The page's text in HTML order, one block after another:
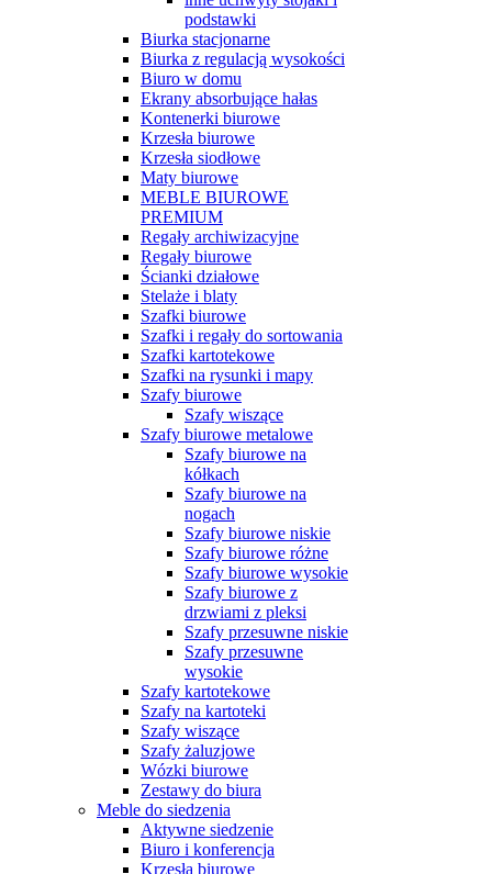
podstawki
Biurka stacjonarne
Biurka z regulacją wysokości
Biuro w domu
Ekrany absorbujące hałas
Kontenerki biurowe
Krzesła biurowe
Krzesła siodłowe
Maty biurowe
MEBLE BIUROWE
PREMIUM
Regały archiwizacyjne
Regały biurowe
Ścianki działowe
Stelaże i blaty
Szafki biurowe
Szafki i regały do sortowania
Szafki kartotekowe
Szafki na rysunki i mapy
Szafy biurowe
Szafy wiszące
Szafy biurowe metalowe
Szafy biurowe na
kółkach
Szafy biurowe na
nogach
Szafy biurowe niskie
Szafy biurowe różne
Szafy biurowe wysokie
Szafy biurowe z
drzwiami z pleksi
Szafy przesuwne niskie
Szafy przesuwne
wysokie
Szafy kartotekowe
Szafy na kartoteki
Szafy wiszące
Szafy żaluzjowe
Wózki biurowe
Zestawy do biura
Meble do siedzenia
Aktywne siedzenie
Biuro i konferencja
Krzesła biurowe